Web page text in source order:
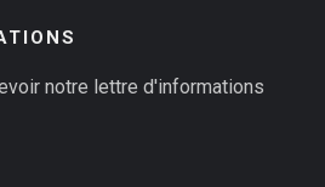
notre lettre d'informations